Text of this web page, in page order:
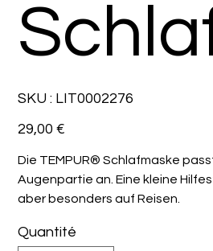
SKU : SKU
LIT0002276
LIT0002276
Prix
29,00 €
Die TEMPUR® Schlafmaske
Augenpartie an. Eine kleine
aber besonders auf Reisen.
Quantité